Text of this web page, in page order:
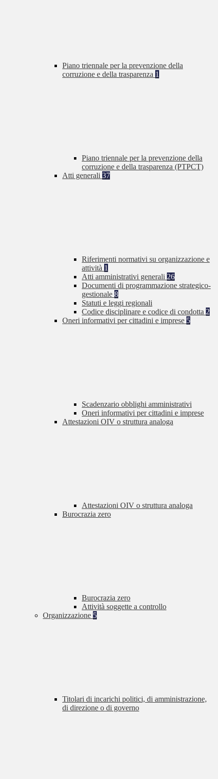
Piano triennale per la prevenzione della
corruzione e della trasparenza 1
Piano triennale per la prevenzione della
corruzione e della trasparenza (PTPCT)
Atti generali 37
Riferimenti normativi su organizzazione e
attività 1
Atti amministrativi generali 26
Documenti di programmazione strategico-
gestionale 8
Statuti e leggi regionali
Codice disciplinare e codice di condotta 2
Oneri informativi per cittadini e imprese 5
Scadenzario obblighi amministrativi
Oneri informativi per cittadini e imprese
Attestazioni OIV o struttura analoga
Attestazioni OIV o struttura analoga
Burocrazia zero
Burocrazia zero
Attività soggette a controllo
Organizzazione 5
Titolari di incarichi politici, di amministrazione,
di direzione o di governo